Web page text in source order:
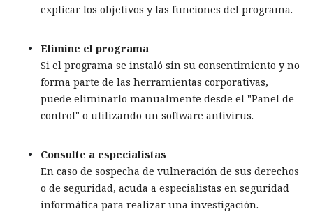
explicar los objetivos y las funciones del programa.
Elimine el programa
Si el programa se instaló sin su consentimiento y no
forma parte de las herramientas corporativas,
puede eliminarlo manualmente desde el "Panel de
control" o utilizando un software antivirus.
Consulte a especialistas
En caso de sospecha de vulneración de sus derechos
o de seguridad, acuda a especialistas en seguridad
informática para realizar una investigación.